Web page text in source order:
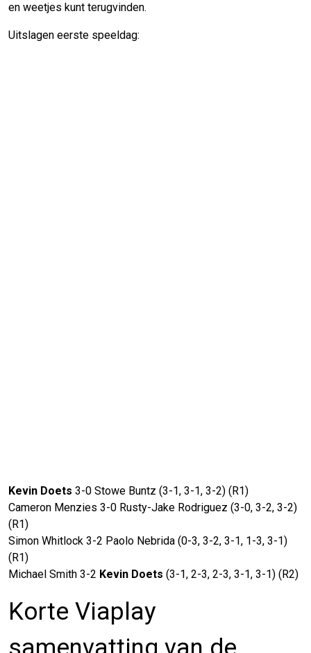
en weetjes kunt terugvinden.
Uitslagen eerste speeldag:
Kevin Doets 3-0 Stowe Buntz (3-1, 3-1, 3-2) (R1)
Cameron Menzies 3-0 Rusty-Jake Rodriguez (3-0, 3-2, 3-2)
(R1)
Simon Whitlock 3-2 Paolo Nebrida (0-3, 3-2, 3-1, 1-3, 3-1)
(R1)
Michael Smith 3-2 Kevin Doets (3-1, 2-3, 2-3, 3-1, 3-1) (R2)
Korte Viaplay